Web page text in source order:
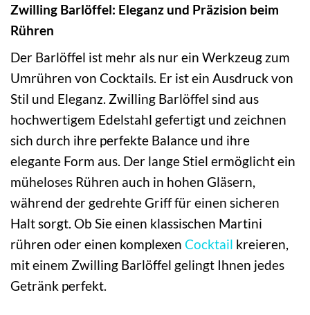
Zwilling Barlöffel: Eleganz und Präzision beim
Rühren
Der Barlöffel ist mehr als nur ein Werkzeug zum
Umrühren von Cocktails. Er ist ein Ausdruck von
Stil und Eleganz. Zwilling Barlöffel sind aus
hochwertigem Edelstahl gefertigt und zeichnen
sich durch ihre perfekte Balance und ihre
elegante Form aus. Der lange Stiel ermöglicht ein
müheloses Rühren auch in hohen Gläsern,
während der gedrehte Griff für einen sicheren
Halt sorgt. Ob Sie einen klassischen Martini
rühren oder einen komplexen Cocktail kreieren,
mit einem Zwilling Barlöffel gelingt Ihnen jedes
Getränk perfekt.